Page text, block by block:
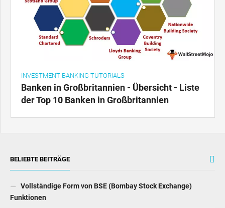
INVESTMENT BANKING TUTORIALS
Banken in Großbritannien - Übersicht - Liste
der Top 10 Banken in Großbritannien
BELIEBTE BEITRÄGE
Vollständige Form von BSE (Bombay Stock Exchange)
Funktionen